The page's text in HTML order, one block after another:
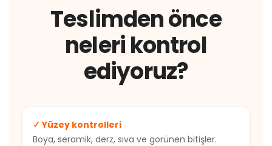
Teslimden önce
neleri kontrol
ediyoruz?
✓ Yüzey kontrolleri
Boya, seramik, derz, sıva ve görünen bitişler.